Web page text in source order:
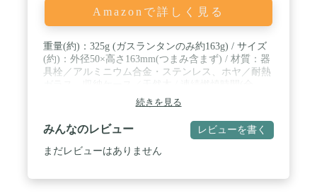
Amazonで詳しく見る
重量(約)：325g (ガスランタンのみ約163g) / サイズ
(約)：外径50×高さ163mm(つまみ含まず) / 材質：器
具栓／アルミニウム合金・ステンレス、ホヤ／耐熱
開)：500Gアウトドア缶(OD缶)を使用した場合約30
時間 ※但し、使用状況(天候、気温等)により異なり
ます。 / 特徴：①ガスを燃料として、マントルを使
用しないキャンドルタイプのランタンです。 ②キャ
ンドルのように揺らめく優しい光が、よい雰囲気を
続きを見る
みんなのレビュー レビューを書く
まだレビューはありません